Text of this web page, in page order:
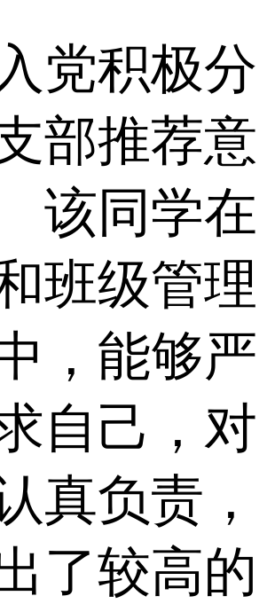
积极分
部推荐意
同学在
班级管理
，能够严
自己，对
真负责，
了较高的